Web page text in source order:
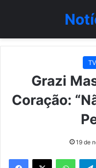
Grazi
Coração:
19 de